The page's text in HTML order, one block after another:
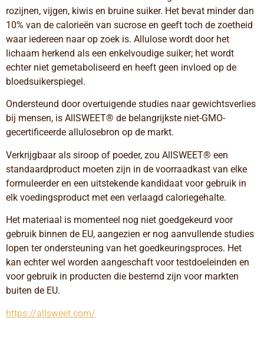
rozijnen, vijgen, kiwis en bruine suiker. Het bevat minder dan
10% van de calorieën van sucrose en geeft toch de zoetheid
waar iedereen naar op zoek is. Allulose wordt door het
lichaam herkend als een enkelvoudige suiker; het wordt
echter niet gemetaboliseerd en heeft geen invloed op de
bloedsuikerspiegel.
Ondersteund door overtuigende studies naar gewichtsverlies
bij mensen, is AllSWEET® de belangrijkste niet-GMO-
gecertificeerde allulosebron op de markt.
Verkrijgbaar als siroop of poeder, zou AllSWEET® een
standaardproduct moeten zijn in de voorraadkast van elke
formuleerder en een uitstekende kandidaat voor gebruik in
elk voedingsproduct met een verlaagd caloriegehalte.
Het materiaal is momenteel nog niet goedgekeurd voor
gebruik binnen de EU, aangezien er nog aanvullende studies
lopen ter ondersteuning van het goedkeuringsproces. Het
kan echter wel worden aangeschaft voor testdoeleinden en
voor gebruik in producten die bestemd zijn voor markten
buiten de EU.
https://allsweet.com/